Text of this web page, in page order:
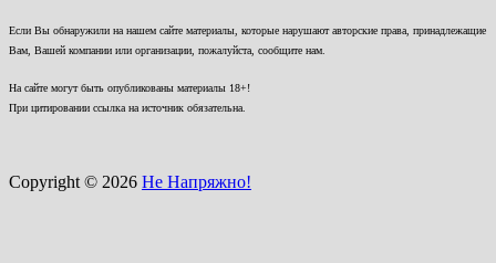
Если Вы обнаружили на нашем сайте материалы, которые нарушают авторские права, принадлежащие
Вам, Вашей компании или организации, пожалуйста, сообщите нам.
На сайте могут быть опубликованы материалы 18+!
При цитировании ссылка на источник обязательна.
Copyright © 2026 Не Напряжно!